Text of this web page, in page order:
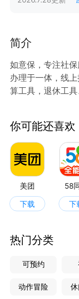
简介
如意保，专注社
办理于一体，线
算工具，退休工
护航，让社保无忧
你可能还喜欢
美团
下载
58
下
热门分类
可预约
动作冒险